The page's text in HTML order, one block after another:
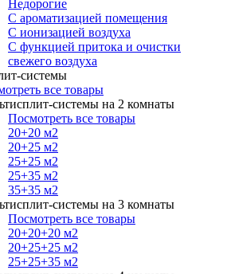
Недорогие
С ароматизацией помещения
С ионизацией воздуха
С функцией притока и очистки
свежего воздуха
системы
все товары
системы на 2 комнаты
Посмотреть все товары
20+20 м2
20+25 м2
25+25 м2
25+35 м2
35+35 м2
системы на 3 комнаты
Посмотреть все товары
20+20+20 м2
20+25+25 м2
25+25+35 м2